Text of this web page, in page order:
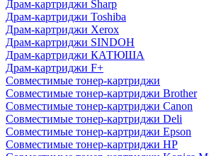
Драм-картриджи Sharp
Драм-картриджи Toshiba
Драм-картриджи Xerox
Драм-картриджи SINDOH
Драм-картриджи КАТЮША
Драм-картриджи F+
Совместимые тонер-картриджи
Совместимые тонер-картриджи Brother
Совместимые тонер-картриджи Canon
Совместимые тонер-картриджи Deli
Совместимые тонер-картриджи Epson
Совместимые тонер-картриджи HP